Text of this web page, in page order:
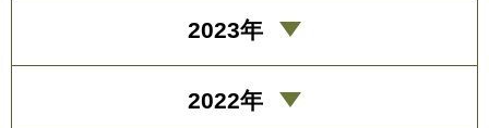
2023年
2022年